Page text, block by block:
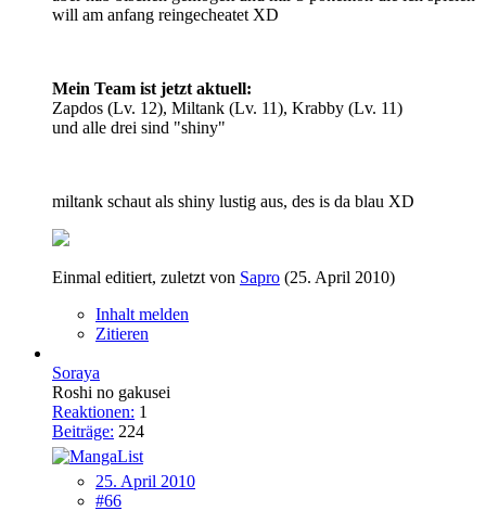
will am anfang reingecheatet XD
Mein Team ist jetzt aktuell:
Zapdos (Lv. 12), Miltank (Lv. 11), Krabby (Lv. 11)
und alle drei sind "shiny"
miltank schaut als shiny lustig aus, des is da blau XD
Einmal editiert, zuletzt von Sapro (25. April 2010)
Inhalt melden
Zitieren
Soraya
Roshi no gakusei
Reaktionen: 1
Beiträge: 224
25. April 2010
#66